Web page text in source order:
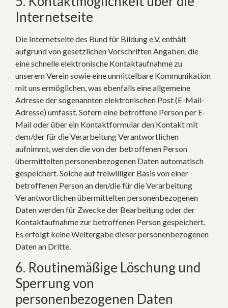
Internetseite
Die Internetseite des Bund für Bildung e.V. enthält
aufgrund von gesetzlichen Vorschriften Angaben, die
eine schnelle elektronische Kontaktaufnahme zu
unserem Verein sowie eine unmittelbare Kommunikation
mit uns ermöglichen, was ebenfalls eine allgemeine
Adresse der sogenannten elektronischen Post (E-Mail-
Adresse) umfasst. Sofern eine betroffene Person per E-
Mail oder über ein Kontaktformular den Kontakt mit
dem/der für die Verarbeitung Verantwortlichen
aufnimmt, werden die von der betroffenen Person
übermittelten personenbezogenen Daten automatisch
gespeichert. Solche auf freiwilliger Basis von einer
betroffenen Person an den/die für die Verarbeitung
Verantwortlichen übermittelten personenbezogenen
Daten werden für Zwecke der Bearbeitung oder der
Kontaktaufnahme zur betroffenen Person gespeichert.
Es erfolgt keine Weitergabe dieser personenbezogenen
Daten an Dritte.
6. Routinemäßige Löschung und
Sperrung von
personenbezogenen Daten